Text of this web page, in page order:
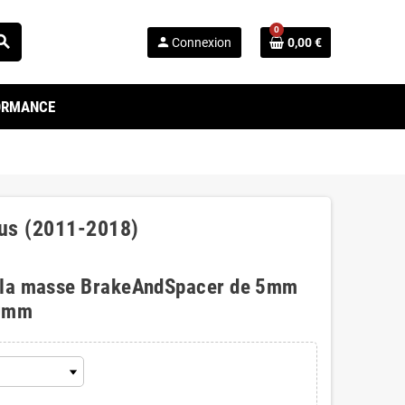
person Connexion
0
0,00 €
(2011-2018)
masse BrakeAndSpacer de 5mm